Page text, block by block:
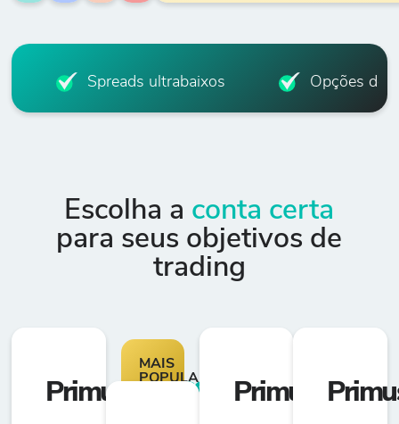
Spreads ultrabaixos Opções de
Escolha a conta certa
para seus objetivos de
trading
Primus CLASSIC
MAIS
POPULARES
Primus ZERO